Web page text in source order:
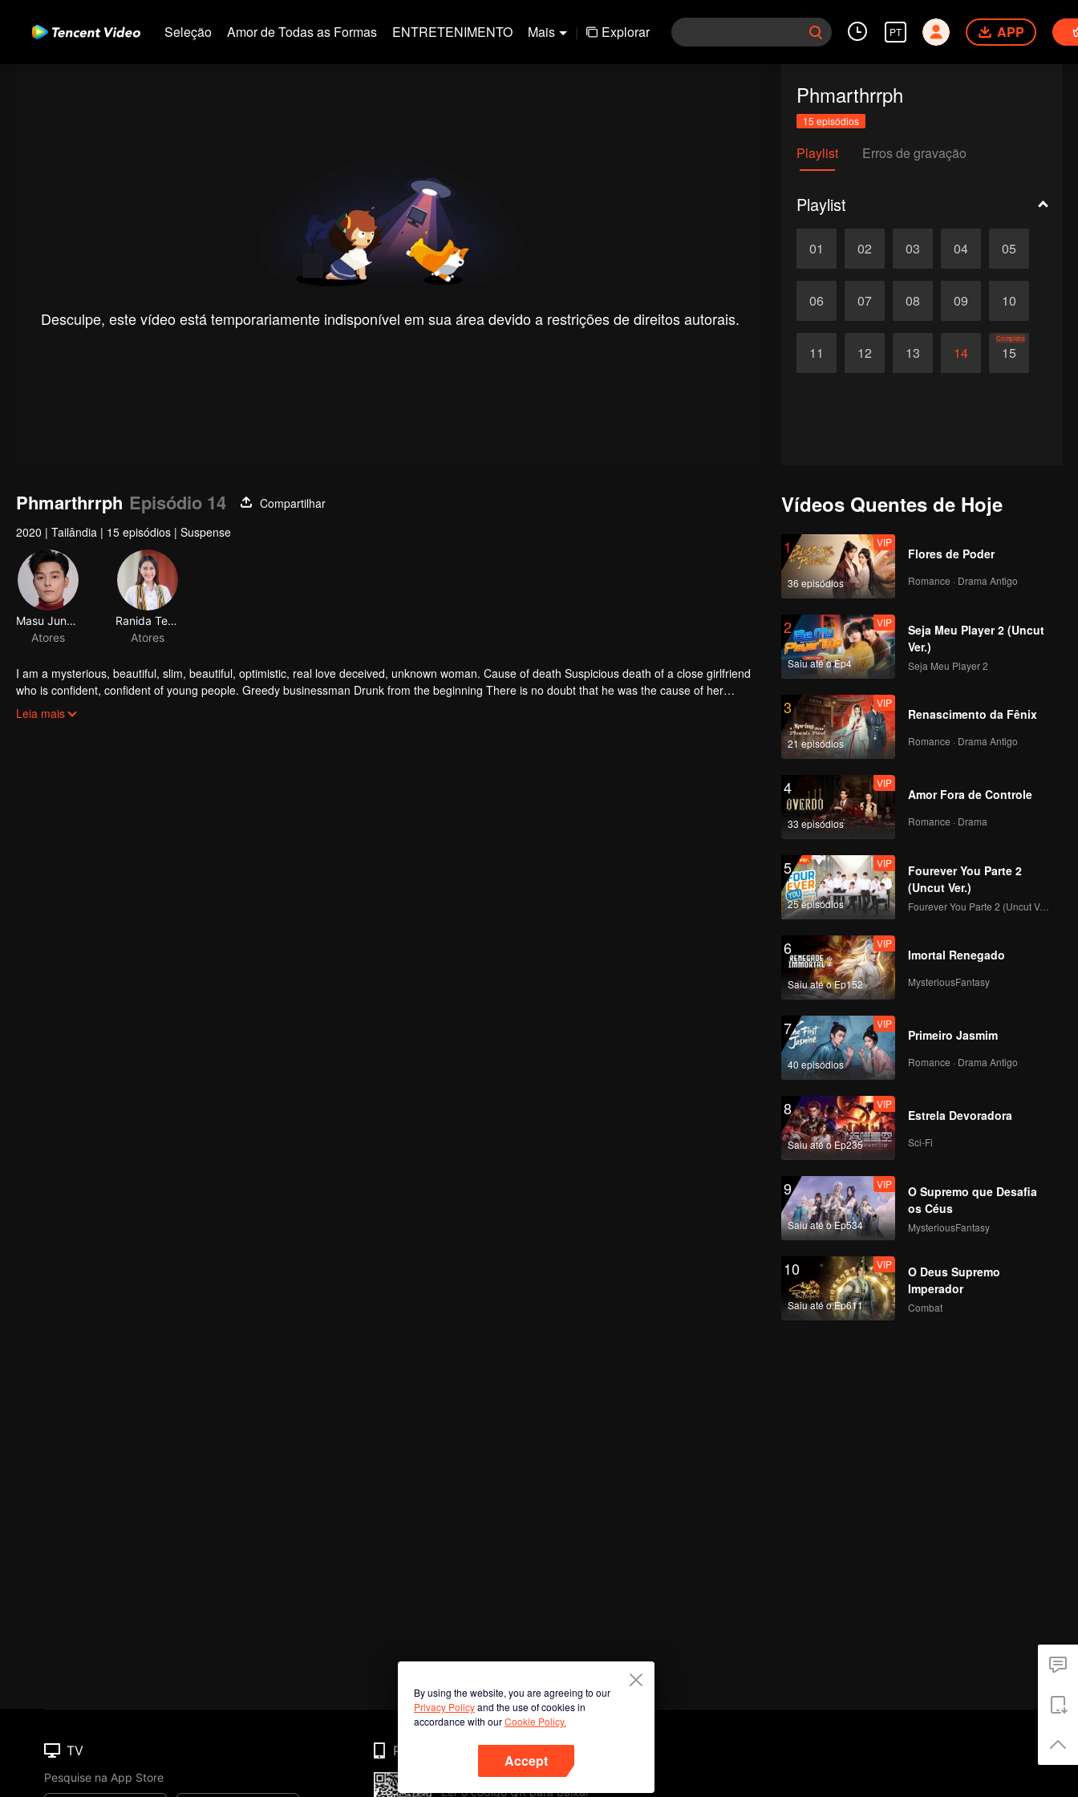
Seleção Amor de Todas as Formas ENTRETENIMENTO Mais | Explorar PT APP
Desculpe, este vídeo está temporariamente indisponível em sua área devido a restrições de direitos autorais.
Phmarthrrph
15 episódios
Playlist Erros de gravação
Playlist
01 02 03 04 05
06 07 08 09 10
11 12 13 14 15
Completo
Phmarthrrph Episódio 14
Compartilhar
2020 | Tailândia | 15 episódios | Suspense
Masu Junyangdikul
Atores
Ranida Techasit
Atores
I am a mysterious, beautiful, slim, beautiful, optimistic, real love deceived, unknown woman. Cause of death Suspicious death of a close girlfriend
who is confident, confident of young people. Greedy businessman Drunk from the beginning There is no doubt that he was the cause of her
girlfriend's death. Trying to find out the truth But in the end, she had to give up some reasons. At the same time, Yu tried to attract her attention.
Leia mais
Vídeos Quentes de Hoje
1
36 episódios
VIP
Flores de Poder
Romance · Drama Antigo
2
Saiu até o Ep4
VIP
Seja Meu Player 2 (Uncut
Ver.)
Seja Meu Player 2
3
21 episódios
VIP
Renascimento da Fênix
Romance · Drama Antigo
4
33 episódios
VIP
Amor Fora de Controle
Romance · Drama
5
25 episódios
VIP
Fourever You Parte 2
(Uncut Ver.)
Fourever You Parte 2 (Uncut Ver.)
6
Saiu até o Ep152
VIP
Imortal Renegado
MysteriousFantasy
7
40 episódios
VIP
Primeiro Jasmim
Romance · Drama Antigo
8
Saiu até o Ep235
VIP
Estrela Devoradora
Sci-Fi
9
Saiu até o Ep534
VIP
O Supremo que Desafia
os Céus
MysteriousFantasy
10
Saiu até o Ep611
VIP
O Deus Supremo
Imperador
Combat
By using the website, you are agreeing to our
Privacy Policyand the use of cookies in
accordance with ourCookie Policy.
Accept
TV
Pesquise na App Store
Phone
Ler o código QR para baixar